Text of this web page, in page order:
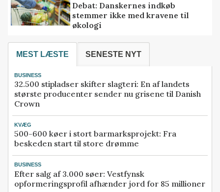
Debat: Danskernes indkøb
stemmer ikke med kravene til
økologi
MEST LÆSTE SENESTE NYT
BUSINESS
32.500 stipladser skifter slagteri: En af landets
største producenter sender nu grisene til Danish
Crown
KVÆG
500-600 køer i stort barmarksprojekt: Fra
beskeden start til store drømme
BUSINESS
Efter salg af 3.000 søer: Vestfynsk
opformeringsprofil afhænder jord for 85 millioner